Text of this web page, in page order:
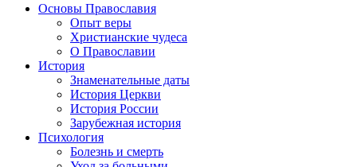
Основы Православия
Опыт веры
Христианские чудеса
О Православии
История
Знаменательные даты
История Церкви
История России
Зарубежная история
Психология
Болезнь и смерть